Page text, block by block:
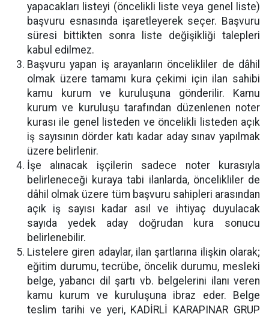
yapacakları listeyi (öncelikli liste veya genel liste)
başvuru esnasında işaretleyerek seçer. Başvuru
süresi bittikten sonra liste değişikliği talepleri
kabul edilmez.
Başvuru yapan iş arayanların öncelikliler de dâhil
olmak üzere tamamı kura çekimi için ilan sahibi
kamu kurum ve kuruluşuna gönderilir. Kamu
kurum ve kuruluşu tarafından düzenlenen noter
kurası ile genel listeden ve öncelikli listeden açık
iş sayısının dörder katı kadar aday sınav yapılmak
üzere belirlenir.
İşe alınacak işçilerin sadece noter kurasıyla
belirleneceği kuraya tabi ilanlarda, öncelikliler de
dâhil olmak üzere tüm başvuru sahipleri arasından
açık iş sayısı kadar asıl ve ihtiyaç duyulacak
sayıda yedek aday doğrudan kura sonucu
belirlenebilir.
Listelere giren adaylar, ilan şartlarına ilişkin olarak;
eğitim durumu, tecrübe, öncelik durumu, mesleki
belge, yabancı dil şartı vb. belgelerini ilanı veren
kamu kurum ve kuruluşuna ibraz eder. Belge
teslim tarihi ve yeri, KADİRLİ KARAPINAR GRUP